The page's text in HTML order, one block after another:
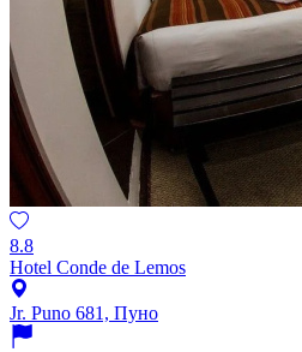
8.8
Hotel Conde de Lemos
Jr. Puno 681, Пуно